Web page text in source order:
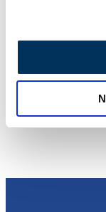
analysieren.
Verwendung
soziale Medien,